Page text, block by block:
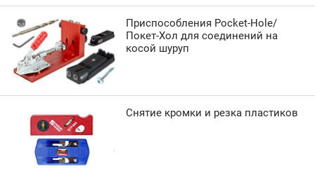
Приспособления Pocket-Hole/
Покет-Хол для соединений на
косой шуруп
Снятие кромки и резка пластиков